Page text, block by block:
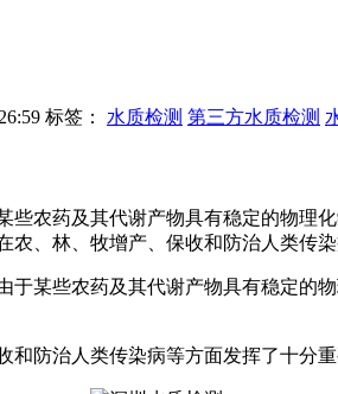
标签： 水质检测 第三方水质检测
农药及其代谢产物具有稳定的物理
林、牧增产、保收和防治人类传
些农药及其代谢产物具有稳定的
治人类传染病等方面发挥了十分